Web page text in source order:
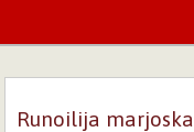
Runoilija marjoska